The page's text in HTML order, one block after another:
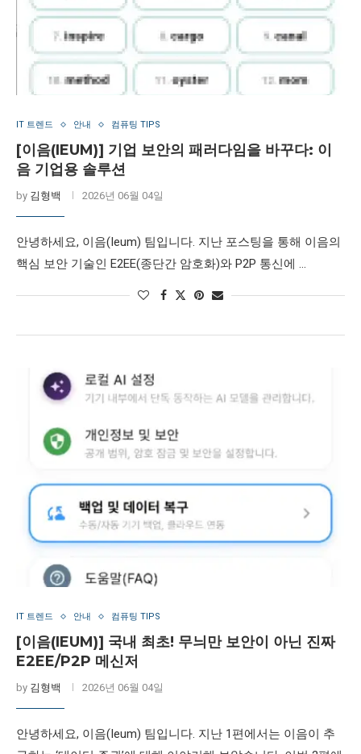
IT 트렌드 안내 컴퓨팅 TIPS
[이음(IEUM)] 기업 보안의 패러다임을 바꾸다: 이
음 기업용 솔루션
by 김형백 2026년 06월 04일
안녕하세요, 이음(Ieum) 팀입니다. 지난 포스팅을 통해 이음의
핵심 보안 기술인 E2EE(종단간 암호화)와 P2P 통신에 …
IT 트렌드 안내 컴퓨팅 TIPS
[이음(IEUM)] 국내 최초! 무늬만 보안이 아닌 진짜
E2EE/P2P 메신저
by 김형백 2026년 06월 04일
안녕하세요, 이음(Ieum) 팀입니다. 지난 1편에서는 이음이 추